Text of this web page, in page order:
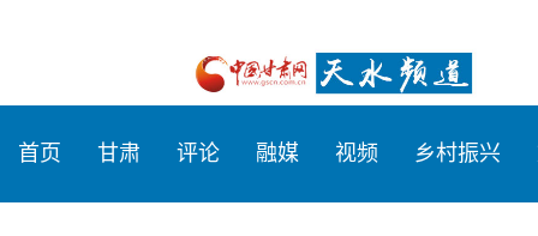
首页 甘肃 评论 融媒 视频 乡村振兴